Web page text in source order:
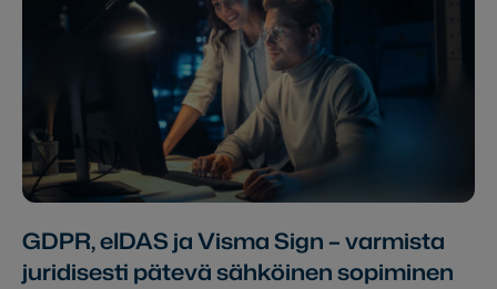
GDPR, eIDAS ja Visma Sign – varmista
juridisesti pätevä sähköinen sopiminen